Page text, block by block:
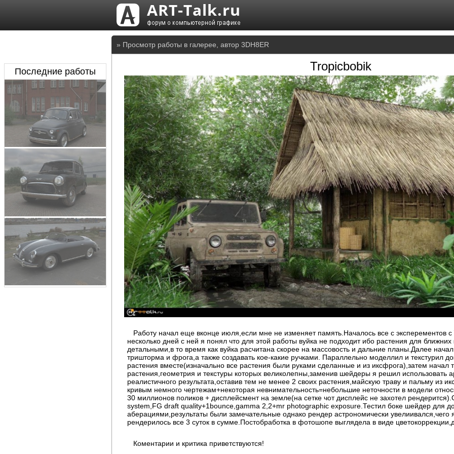
» Просмотр работы в галерее, автор 3DH8ER
Tropicbobik
Работу начал еще вконце июля,если мне не изменяет память.Началось все с эксперементов с
несколько дней с ней я понял что для этой работы вуйка не подходит ибо растения для
детальными,в то время как вуйка расчитана скорее на массовость и дальние планы.Далее
тришторма и фрога,а также создавать кое-какие ручками. Параллельно моделлил и текстурил
растения вместе(изначально все растения были руками сделанные и из иксфрога),затем начал
растения,геометрия и текстуры которых великолепны,заменив шейдеры я решил использовать
реалистичного результата,оставив тем не менее 2 своих растения,майскую траву и пальму из
кривым немного чертежам+некоторая невнимательность=небольшие неточности в модели
30 миллионов поликов + дисплейсмент на земле(на сетке чот дисплейс не захотел
system,FG draft quality+1bounce,gamma 2,2+mr photographic exposure.Тестил боке шейдер для
аберациями,результаты были замечательные однако рендер астрономически увелиивался,чего
рендерилось все 3 суток в сумме.Постобработка в фотошопе выглядела в виде
Коментарии и критика приветствуются!
Последние работы